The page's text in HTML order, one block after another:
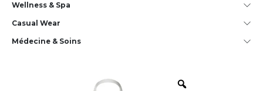
Wellness & Spa
Casual Wear
Médecine & Soins